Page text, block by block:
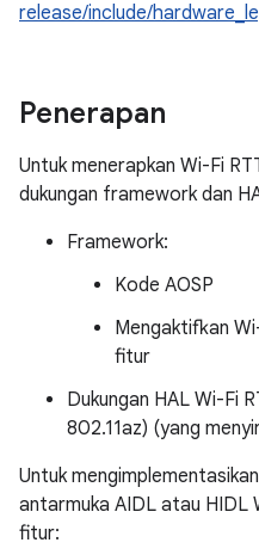
release/include/
Penerapan
Untuk menerapkan Wi-Fi
dukungan framework dan
Framework:
Kode AOSP
Mengaktifkan
fitur
Dukungan HAL Wi-Fi
802.11az) (yang
Untuk
antarmuka AIDL atau HIDL
fitur: